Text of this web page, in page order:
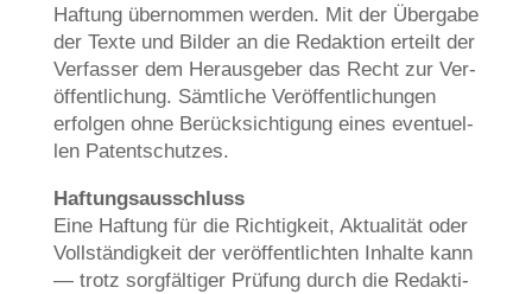
Haf­tung über­nom­men wer­den. Mit der Über­ga­be
der Tex­te und Bil­der an die Redak­ti­on erteilt der
Ver­fas­ser dem Her­aus­ge­ber das Recht zur Ver­
öf­fent­li­chung. Sämt­li­che Ver­öf­fent­li­chun­gen
erfol­gen ohne Berück­sich­ti­gung eines even­tu­el­
len Patentschutzes.
Haf­tungs­aus­schluss
Eine Haf­tung für die Rich­tig­keit, Aktua­li­tät oder
Voll­stän­dig­keit der ver­öf­fent­lich­ten Inhal­te kann
— trotz sorg­fäl­ti­ger Prü­fung durch die Redak­ti­